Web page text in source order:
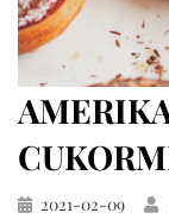
Közzétéve
2021-02-09